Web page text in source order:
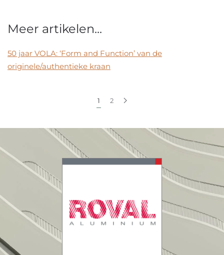
Meer artikelen...
50 jaar VOLA: ‘Form and Function’ van de
originele/authentieke kraan
1 2